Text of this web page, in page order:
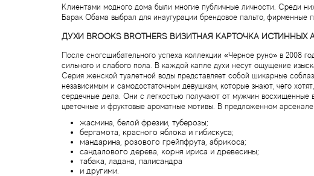
Клиентами модного дома были многие публичные личности. Среди
Барак Обама выбрал для инаугурации брендовое пальто, фирменные
ДУХИ BROOKS BROTHERS ВИЗИТНАЯ КАРТОЧКА ИСТИННЫХ
После сногсшибательного успеха коллекции «Черное руно» в 2008
сильного и слабого пола. В каждой капле духи несут ощущение
Серия женской туалетной воды представляет собой шикарные
независимым и самодостаточным девушкам, которые знают, чего
сердечные дела. Они с легкостью получают от мужчин восхищенные
цветочные и фруктовые ароматные мотивы. В предложенном
жасмина, белой фрезии, туберозы;
бергамота, красного яблока и гибискуса;
мандарина, розового грейпфрута, абрикоса;
сандалового дерева, корня ириса и древесины;
табака, ладана, палисандра
и другими.